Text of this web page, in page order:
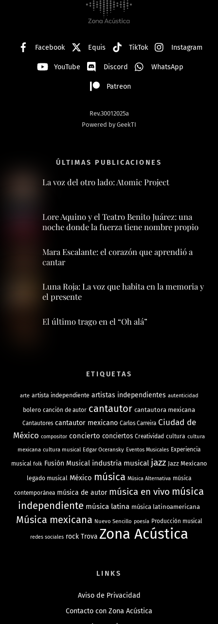
Top
Facebook Equis TikTok Instagram
YouTube Discord WhatsApp
Patreon
Rev.30012025a
Powered by GeekTI
ÚLTIMAS PUBLICACIONES
La voz del otro lado: Atomic Project
Lore Aquino y el Teatro Benito Juárez: una
noche donde la fuerza tiene nombre propio
Mara Escalante: el corazón que aprendió a
cantar
Luna Roja: La voz que habita en la memoria y
el presente
El último trago en el “Oh alá”
ETIQUETAS
arte artista independiente artistas independientes autenticidad
bolero canción de autor cantautor cantautora mexicana
Cantautores cantautor mexicano Carlos Carreira Ciudad de
México compositor concierto conciertos Creatividad cultura cultura
mexicana cultura musical Edgar Oceransky Eventos Musicales Experiencia
musical folk Fusión Musical industria musical jazz Jazz Mexicano
legado musical México música Música Alternativa música
contemporánea música de autor música en vivo música
independiente música latina música latinoamericana
Música mexicana Nuevo Sencillo poesía Producción musical
redes sociales rock Trova Zona Acústica
LINKS
Aviso de Privacidad
Contacto con Zona Acústica